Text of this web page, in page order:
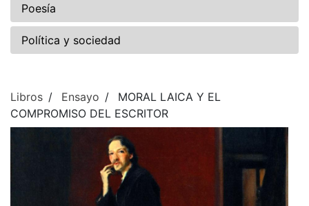
Poesía
Política y sociedad
Libros Ensayo
MORAL LAICA Y EL
COMPROMISO DEL ESCRITOR